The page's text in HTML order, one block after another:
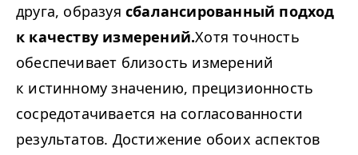
друга, образуя сбалансированный подход
к качеству измерений.Хотя точность
обеспечивает близость измерений
к истинному значению, прецизионность
сосредотачивается на согласованности
результатов. Достижение обоих аспектов